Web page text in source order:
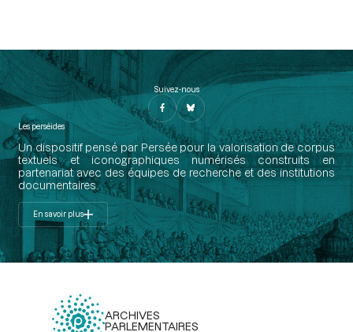
Suivez-nous
Les perséides
Un dispositif pensé par Persée pour la valorisation de corpus
textuels et iconographiques numérisés construits en
partenariat avec des équipes de recherche et des institutions
documentaires.
En savoir plus
ARCHIVES
PARLEMENTAIRES